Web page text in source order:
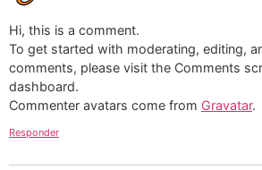
Hi, this is a comment.
To get started with moderating, editing,
comments, please visit the Comments
dashboard.
Commenter avatars come from Gravatar.
Responder